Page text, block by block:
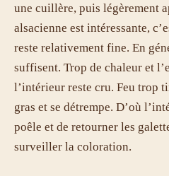
une cuillère, puis légèrement
alsacienne est intéressante,
reste relativement fine. En
suffisent. Trop de chaleur et
l’intérieur reste cru. Feu trop
gras et se détrempe. D’où
poêle et de retourner les
surveiller la coloration.